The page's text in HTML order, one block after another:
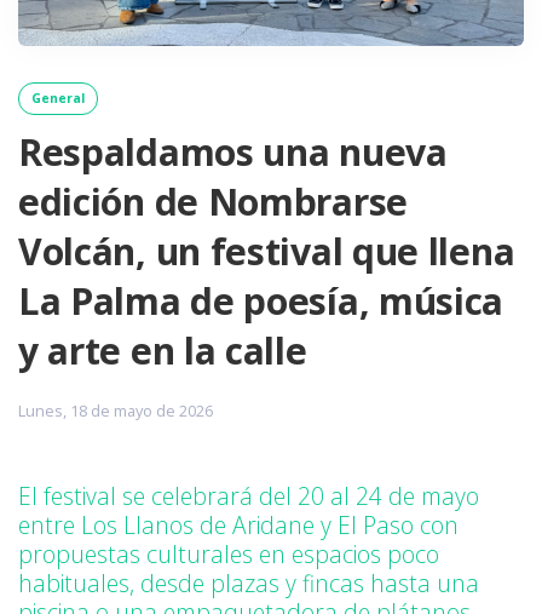
General
Respaldamos una nueva
edición de Nombrarse
Volcán, un festival que llena
La Palma de poesía, música
y arte en la calle
Lunes, 18 de mayo de 2026
El festival se celebrará del 20 al 24 de mayo
entre Los Llanos de Aridane y El Paso con
propuestas culturales en espacios poco
habituales, desde plazas y fincas hasta una